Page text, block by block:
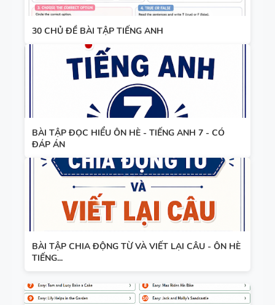
30 CHỦ ĐỀ BÀI TẬP TIẾNG ANH
BÀI TẬP ĐỌC HIỂU ÔN HÈ - TIẾNG ANH 7 - CÓ
ĐÁP ÁN
BÀI TẬP CHIA ĐỘNG TỪ VÀ VIẾT LẠI CÂU - ÔN HÈ
TIẾNG...